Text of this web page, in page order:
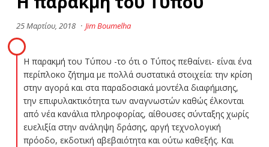
25 Μαρτίου, 2018 · Jim Boumelha
Η παρακμή του Τύπου -το ότι ο Τύπος πεθαίνει- είναι ένα
περίπλοκο ζήτημα με πολλά συστατικά στοιχεία: την κρίση
στην αγορά και στα παραδοσιακά μοντέλα διαφήμισης,
την επιφυλακτικότητα των αναγνωστών καθώς έλκονται
από νέα κανάλια πληροφορίας, αίθουσες σύνταξης χωρίς
ευελιξία στην ανάληψη δράσης, αργή τεχνολογική
πρόοδο, εκδοτική αβεβαιότητα και ούτω καθεξής. Και